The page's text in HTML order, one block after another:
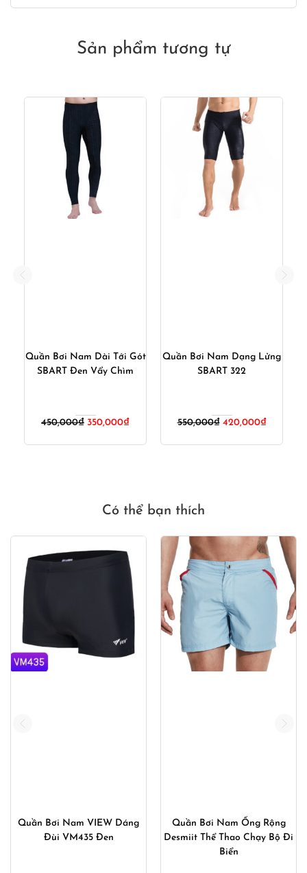
290,000₫.
Sản phẩm tương tự
Quần Bơi Nam Dài Tới Gót
SBART Đen Vẩy Chìm
450,000₫ Giá
350,000₫Giá
Quần Bơi Nam Dạng Lửng
SBART 322
550,000₫ Giá
420,000₫Giá
Có thể bạn thích
Quần Bơi Nam VIEW Dáng
Đùi VM435 Đen
Quần Bơi Nam Ống Rộng
Desmiit Thể Thao Chạy Bộ Đi
Biển